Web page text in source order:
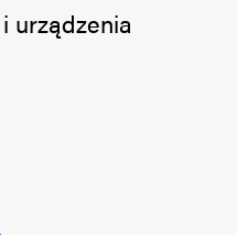
urządzenia